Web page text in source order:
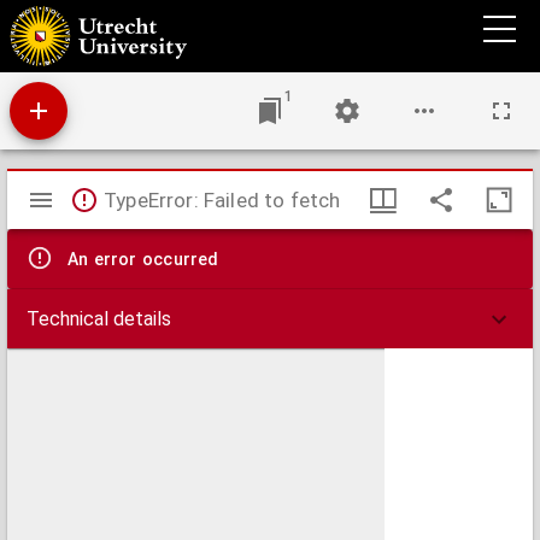
De aanstaande verkiezing voor het kiescollege der Ned. Herv. Gemeente : een woord
naar aanleiding van de brochure van Eli-Dan
1
Mirador
viewer
TypeError: Failed to fetch
An error occurred
Technical details